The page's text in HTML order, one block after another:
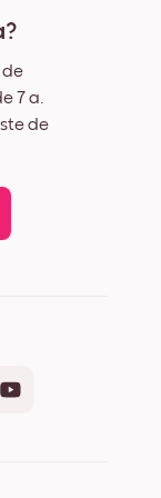
de
7 a.
de